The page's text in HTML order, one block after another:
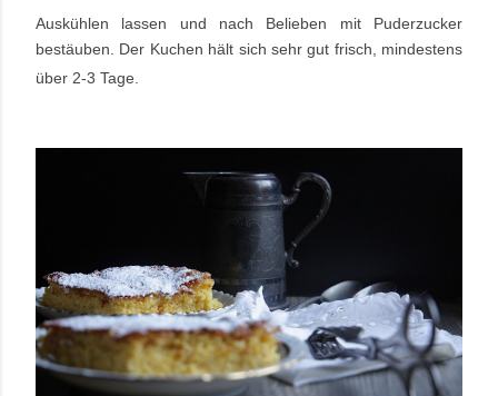
Auskühlen lassen und nach Belieben mit Puderzucker
bestäuben. Der Kuchen hält sich sehr gut frisch, mindestens
über 2-3 Tage.